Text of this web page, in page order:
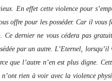
En effet cette violence pour
offre pour les posséder. Car il vous
dernier ne vous cédera pas
par un autre. L’Eternel, lorsqu’il
que l’autre n’en est plus digne.
rien à voir avec la violence